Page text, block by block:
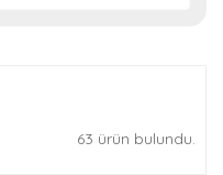
63 ürün bulundu.